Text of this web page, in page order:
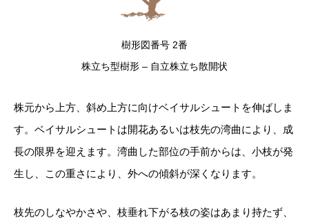
樹形図番号 2番
株立ち型樹形 – 自立株立ち散開状
株元から上方、斜め上方に向けベイサルシュートを伸ばしま
す。ベイサルシュートは開花あるいは枝先の湾曲により、成
長の限界を迎えます。湾曲した部位の手前からは、小枝が発
生し、この重さにより、外への傾斜が深くなります。
枝先のしなやかさや、枝垂れ下がる枝の姿はあまり持たず、